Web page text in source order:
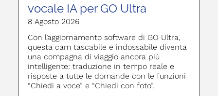
vocale IA per GO Ultra
8 Agosto 2026
Con l’aggiornamento software di GO Ultra,
questa cam tascabile e indossabile diventa
una compagna di viaggio ancora più
intelligente: traduzione in tempo reale e
risposte a tutte le domande con le funzioni
“Chiedi a voce” e “Chiedi con foto”.